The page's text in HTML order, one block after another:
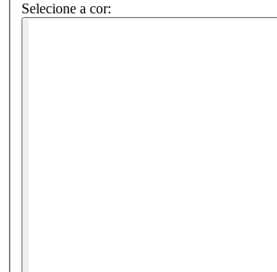
Selecione a cor: